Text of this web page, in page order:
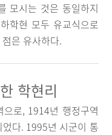
모시는 것은 동일하지
학현 모두 유교식으로
은 유사하다.
학현리
로, 1914년 행정구역
다. 1995년 시군이 통